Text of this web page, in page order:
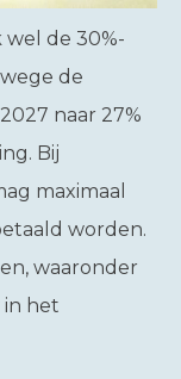
de 30%-
de
naar 27%
Bij
maximaal
worden.
waaronder
het